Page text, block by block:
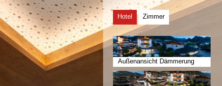
Hotel Zimmer
Außenansicht Dämmerung